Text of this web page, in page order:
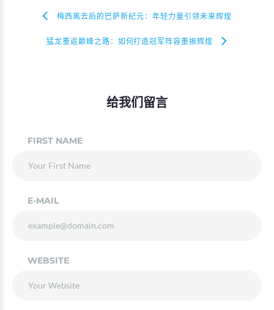
梅西离去后的巴萨新纪元：年轻力量引领未来辉煌
猛龙重返巅峰之路：如何打造冠军阵容重振辉煌
给我们留言
FIRST NAME
E-MAIL
WEBSITE